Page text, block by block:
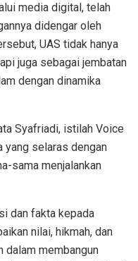
media digital, telah
didengar oleh
UAS tidak hanya
juga sebagai jembatan
dengan dinamika
Syafriadi, istilah Voice
yang selaras dengan
sama menjalankan
dan fakta kepada
nilai, hikmah, dan
dalam membangun